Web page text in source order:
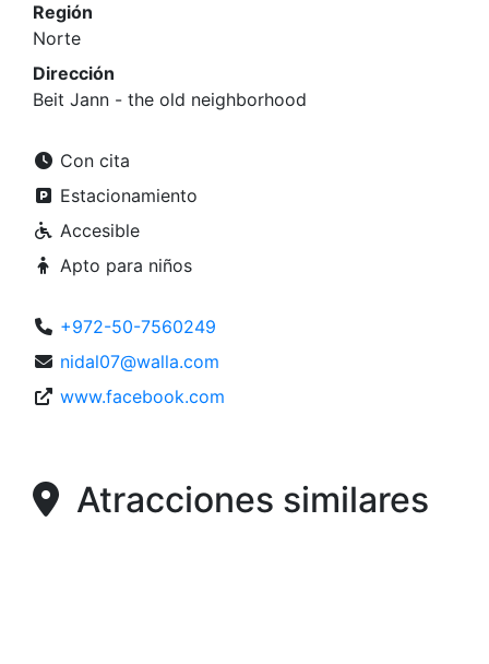
Región
Norte
Dirección
Beit Jann - the old neighborhood
Con cita
Estacionamiento
Accesible
Apto para niños
+972-50-7560249
nidal07@walla.com
www.facebook.com
Atracciones similares